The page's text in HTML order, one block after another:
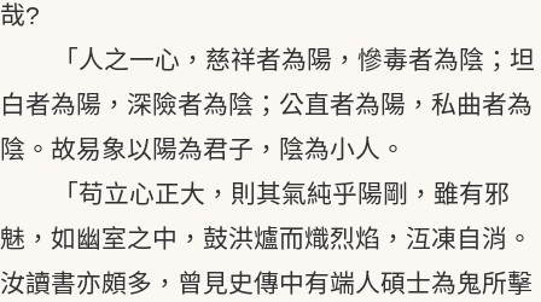
哉?
「人之一心，慈祥者為陽，慘毒者為陰；坦
白者為陽，深險者為陰；公直者為陽，私曲者為
陰。故易象以陽為君子，陰為小人。
「苟立心正大，則其氣純乎陽剛，雖有邪
魅，如幽室之中，鼓洪爐而熾烈焰，沍凍自消。
汝讀書亦頗多，曾見史傳中有端人碩士為鬼所擊